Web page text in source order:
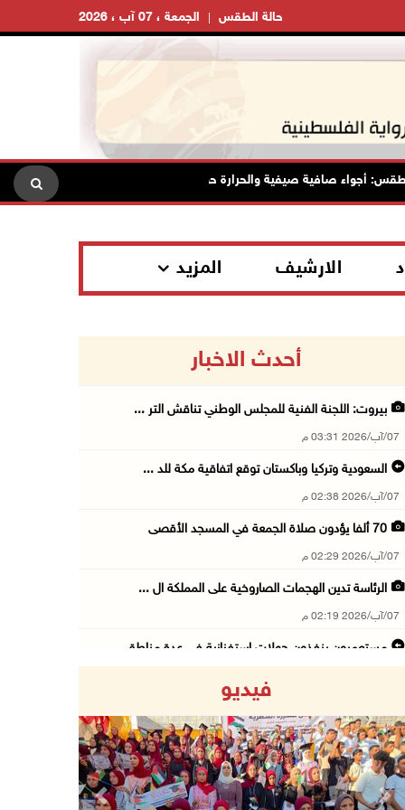
الجمعة ، 07 آب ، 2026 حالة الطقس
صافية صيفية والحرارة حول معدلها العام محافظة القدس:
الارشيف المزيد
أحدث الاخبار
بيروت: اللجنة الفنية للمجلس الوطني تناقش التر ...
07/آب/2026 03:31 م
السعودية وتركيا وباكستان توقع اتفاقية مكة للد ...
07/آب/2026 02:38 م
70 ألفا يؤدون صلاة الجمعة في المسجد الأقصى
07/آب/2026 02:29 م
الرئاسة تدين الهجمات الصاروخية على المملكة ال ...
07/آب/2026 02:19 م
مستعمرون ينفذون جولات استفزازية في عدة مناطق ...
07/آب/2026 01:41 م
مستعمرون يهاجمون صهريجا للمياه في خلايل اللوز ...
07/آب/2026 01:38 م
فيديو
Previous Next